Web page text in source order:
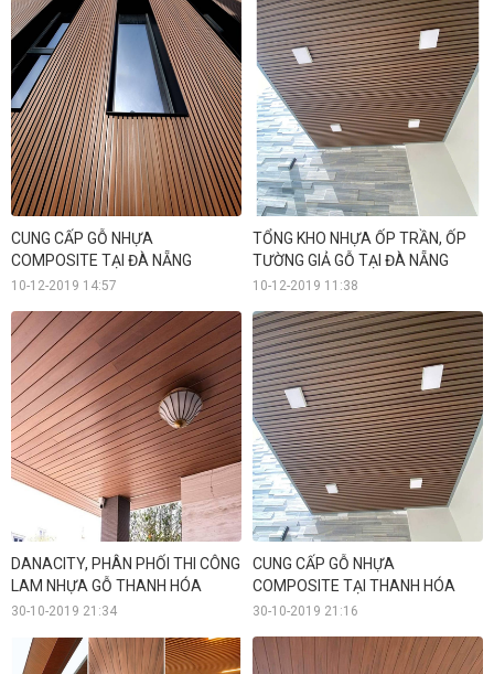
CUNG CẤP GỖ NHỰA
COMPOSITE TẠI ĐÀ NẴNG
10-12-2019 14:57
TỔNG KHO NHỰA ỐP TRẦN, ỐP
TƯỜNG GIẢ GỖ TẠI ĐÀ NẴNG
10-12-2019 11:38
DANACITY, PHÂN PHỐI THI CÔNG
LAM NHỰA GỖ THANH HÓA
30-10-2019 21:34
CUNG CẤP GỖ NHỰA
COMPOSITE TẠI THANH HÓA
30-10-2019 21:16